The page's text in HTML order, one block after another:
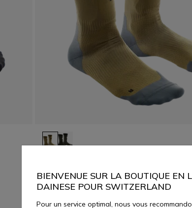
CHF 39CHF 19,50 -50%
BIENVENUE SUR LA BOUTIQUE EN
DAINESE POUR SWITZERLAND
Pour un service optimal, nous vous